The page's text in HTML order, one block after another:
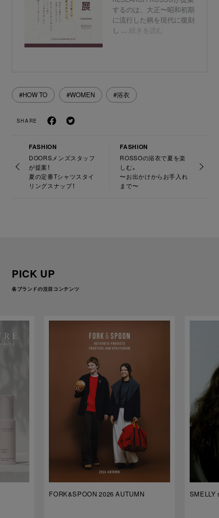
#HOW TO #WOMEN #浴衣
SHARE
FASHION
DOORSメンズスタッフ
が提案！
夏の定番Tシャツスタイ
リングスナップ！
FASHION
ROSSOの浴衣で夏を楽
しむ。
〜お出かけからお手入れ
まで〜
PICK UP
各ブランドの注目コンテンツ
FORK&SPOON 2026 AUTUMN SMELLY